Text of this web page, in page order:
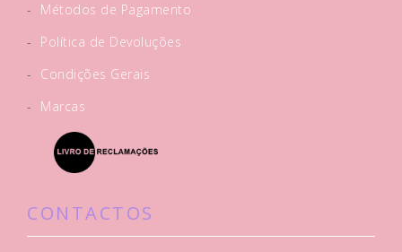
-
Métodos de Pagamento
-
Política de Devoluções
-
Condições Gerais
-
Marcas
CONTACTOS